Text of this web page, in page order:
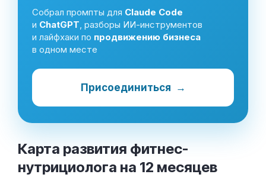
Собрал промпты для Claude Code
и ChatGPT , разборы ИИ-инструментов
и лайфхаки по продвижению бизнеса
в одном месте
Присоединиться →
Карта развития фитнес-
нутрициолога на 12 месяцев